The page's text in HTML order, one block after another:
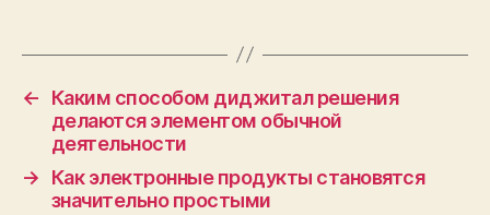
←
Каким способом диджитал решения
делаются элементом обычной
деятельности
→
Как электронные продукты становятся
значительно простыми